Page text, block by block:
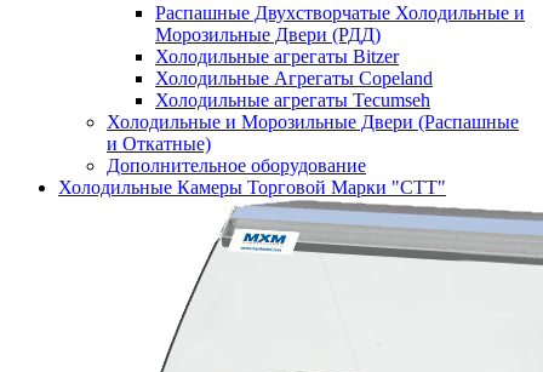
Распашные Двухстворчатые Холодильные и
Морозильные Двери (РДД)
Холодильные агрегаты Bitzer
Холодильные Агрегаты Copeland
Холодильные агрегаты Tecumseh
Холодильные и Морозильные Двери (Распашные
и Откатные)
Дополнительное оборудование
Холодильные Камеры Торговой Марки "СТТ"